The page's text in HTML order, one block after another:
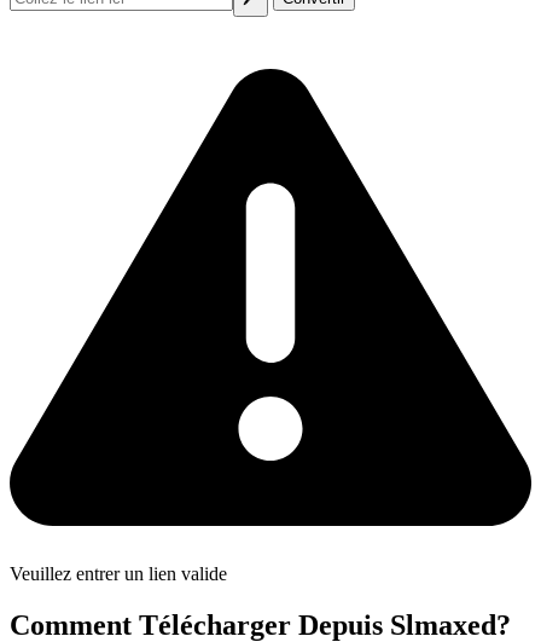
Veuillez entrer un lien valide
Comment Télécharger Depuis Slmaxed?